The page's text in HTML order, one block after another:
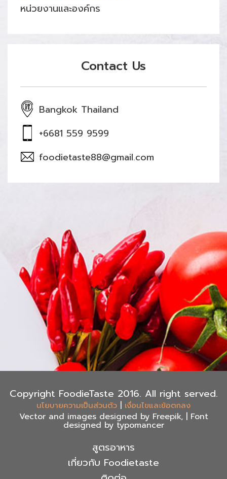
หน่วยงานและองค์กร
Contact Us
Bangkok Thailand
+6681 559 9599
foodietaste88@gmail.com
Copyright FoodieTaste 2016. All right served.
นโยบายความเป็นส่วนตัว | เงื่อนไขและข้อตกลง
Vector and images designed by Freepik, | Font
designed by typomancer
สูตรอาหาร
เกี่ยวกับ Foodietaste